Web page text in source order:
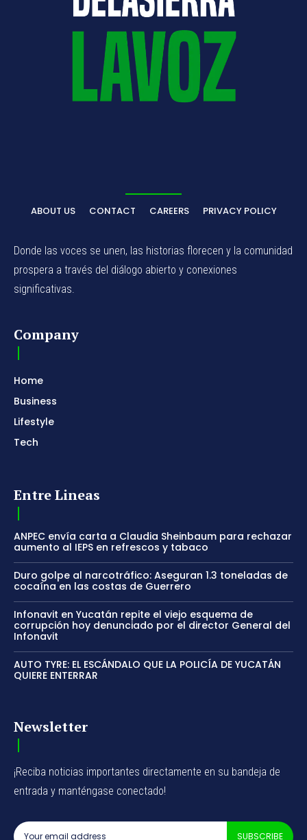
ABOUT US CONTACT CAREERS PRIVACY POLICY
Donde las voces se unen, las historias florecen y la comunidad
prospera a través del diálogo abierto y conexiones
significativas.
Company
Home
Business
Lifestyle
Tech
Entre Lineas
ANPEC envía carta a Claudia Sheinbaum para rechazar
aumento al IEPS en refrescos y tabaco
Duro golpe al narcotráfico: Aseguran 1.3 toneladas de
cocaína en las costas de Guerrero
Infonavit en Yucatán repite el viejo esquema de
corrupción hoy denunciado por el director General del
Infonavit
AUTO TYRE: EL ESCÁNDALO QUE LA POLICÍA DE YUCATÁN
QUIERE ENTERRAR
Newsletter
¡Reciba noticias importantes directamente en su bandeja de
entrada y manténgase conectado!
SUBSCRIBE